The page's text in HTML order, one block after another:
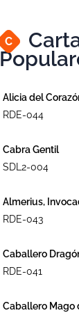
C
Alicia del
RDE-044
Cabra Gentil
SDL2-004
Almerius,
RDE-043
Caballero
RDE-041
Caballero Mago